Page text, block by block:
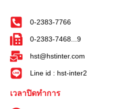
0-2383-7766
0-2383-7468...9
hst@hstinter.com
Line id : hst-inter2
เวลาปิดทำการ